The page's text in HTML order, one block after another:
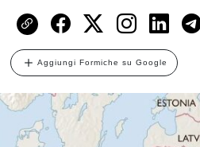
Aggiungi Formiche su Google